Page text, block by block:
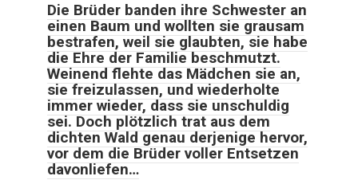
Die Brüder banden ihre Schwester an
einen Baum und wollten sie grausam
bestrafen, weil sie glaubten, sie habe
die Ehre der Familie beschmutzt.
Weinend flehte das Mädchen sie an,
sie freizulassen, und wiederholte
immer wieder, dass sie unschuldig
sei. Doch plötzlich trat aus dem
dichten Wald genau derjenige hervor,
vor dem die Brüder voller Entsetzen
davonliefen…